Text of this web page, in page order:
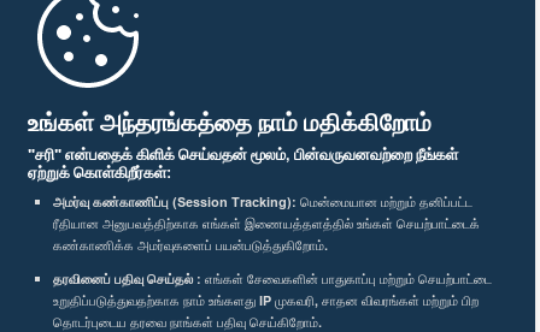
உங்கள் அந்தரங்கத்தை நாம் மதிக்கிறோம்
"சரி" என்பதைக் கிளிக் செய்வதன் மூலம், பின்வருவனவற்றை நீங்கள்
ஏற்றுக் கொள்கிறீர்கள்:
அமர்வு கண்காணிப்பு (Session Tracking): மென்மையான மற்றும் தனிப்பட்ட
ரீதியான அனுபவத்திற்காக எங்கள் இணையத்தளத்தில் உங்கள் செயற்பாட்டைக்
கண்காணிக்க அமர்வுகளைப் பயன்படுத்துகிறோம்.
தரவினைப் பதிவு செய்தல் : எங்கள் சேவைகளின் பாதுகாப்பு மற்றும் செயற்பாட்டை
உறுதிப்படுத்துவதற்காக நாம் உங்களது IP முகவரி, சாதன விவரங்கள் மற்றும் பிற
தொடர்புடைய தரவை நாங்கள் பதிவு செய்கிறோம்.
பாராளுமன்ற கையடக்க செயலி
எம்மை பின்தொடர்க :
விருதுகள்